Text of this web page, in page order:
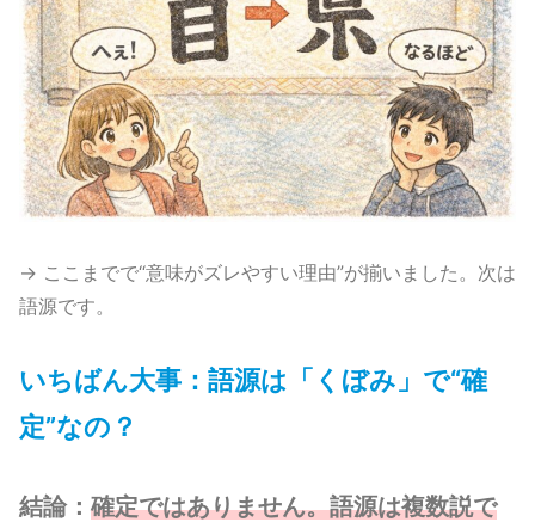
→ ここまでで“意味がズレやすい理由”が揃いました。次は
語源です。
いちばん大事：語源は「くぼみ」で“確
定”なの？
結論： 確定ではありません。語源は複数説で